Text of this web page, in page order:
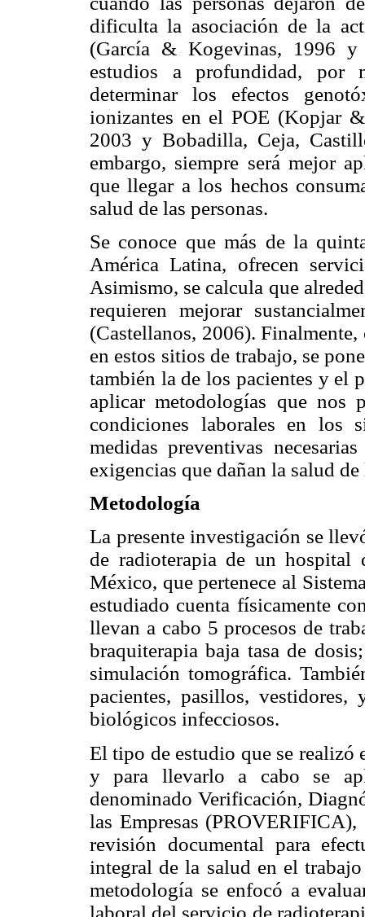
dificulta la asociación de la
(García & Kogevinas, 1996 y
estudios a profundidad, por
determinar los efectos
ionizantes en el POE (Kopjar
2003 y Bobadilla, Ceja,
embargo, siempre será mejor
que llegar a los hechos
salud de las personas.
Se conoce que más de la
América Latina, ofrecen
Asimismo, se calcula que
requieren mejorar
(Castellanos, 2006). Finalmente,
en estos sitios de trabajo, se
también la de los pacientes y el
aplicar metodologías que nos
condiciones laborales en los
medidas preventivas
exigencias que dañan la salud
Metodología
La presente investigación se
de radioterapia de un
México, que pertenece al
estudiado cuenta físicamente
llevan a cabo 5 procesos de
braquiterapia baja tasa de
simulación tomográfica.
pacientes, pasillos, vestidores,
biológicos infecciosos.
El tipo de estudio que se realizó
y para llevarlo a cabo se
denominado Verificación,
las Empresas
revisión documental para
integral de la salud en el
metodología se enfocó a
laboral del servicio de